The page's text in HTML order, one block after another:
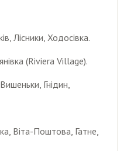
Лісники, Ходосівка.
(Riviera Village).
Гнідин,
Віта-Поштова, Гатне,